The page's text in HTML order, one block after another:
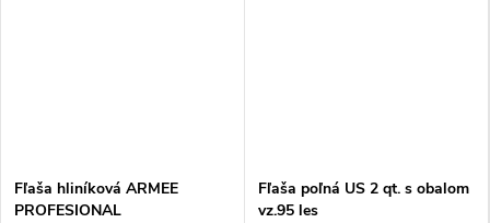
Fľaša hliníková ARMEE
PROFESIONAL
Fľaša poľná US 2 qt. s obalom
vz.95 les